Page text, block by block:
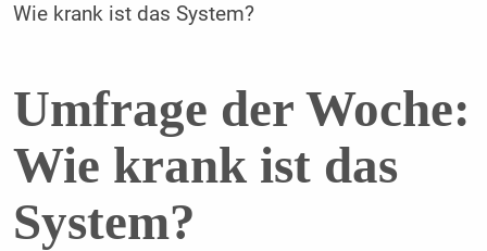
Wie krank ist das System?
Umfrage der Woche:
Wie krank ist das
System?